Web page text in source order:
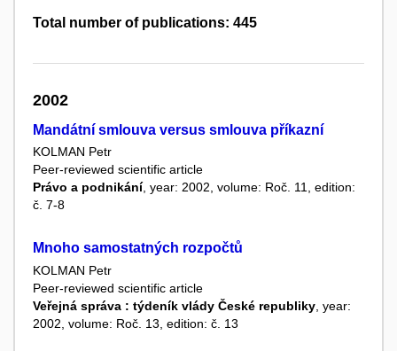
Total number of publications: 445
2002
Mandátní smlouva versus smlouva příkazní
KOLMAN Petr
Peer-reviewed scientific article
Právo a podnikání, year: 2002, volume: Roč. 11, edition:
č. 7-8
Mnoho samostatných rozpočtů
KOLMAN Petr
Peer-reviewed scientific article
Veřejná správa : týdeník vlády České republiky , year:
2002, volume: Roč. 13, edition: č. 13